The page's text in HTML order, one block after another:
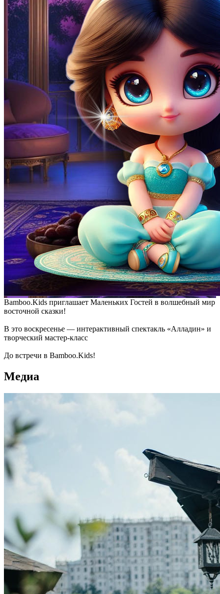
Bamboo.Kids приглашает Маленьких Гостей в волшебный мир
восточной сказки!
В это воскресенье — интерактивный спектакль «Алладин» и
творческий мастер-класс
До встречи в Bamboo.Kids!
Медиа